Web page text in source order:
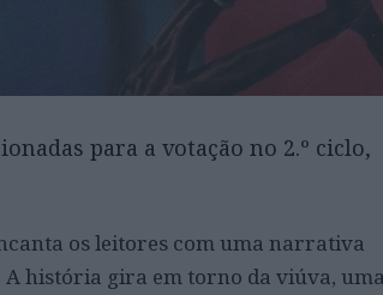
para a votação no 2.º ciclo,
os leitores com uma narrativa
história gira em torno da viúva, uma